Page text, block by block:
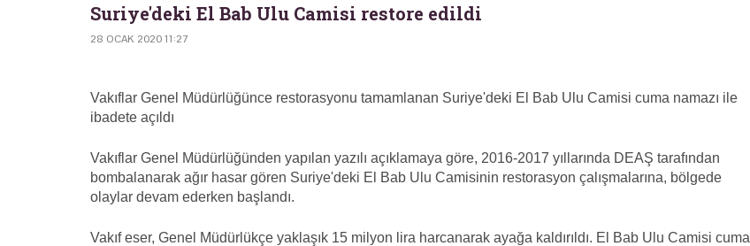
Suriye'deki El Bab Ulu Camisi restore edildi
28 OCAK 2020 11:27
Vakıflar Genel Müdürlüğünce restorasyonu tamamlanan Suriye'deki El Bab Ulu Camisi cuma namazı ile
ibadete açıldı
Vakıflar Genel Müdürlüğünden yapılan yazılı açıklamaya göre, 2016-2017 yıllarında DEAŞ tarafından
bombalanarak ağır hasar gören Suriye'deki El Bab Ulu Camisinin restorasyon çalışmalarına, bölgede
olaylar devam ederken başlandı.
Vakıf eser, Genel Müdürlükçe yaklaşık 15 milyon lira harcanarak ayağa kaldırıldı. El Bab Ulu Camisi cuma